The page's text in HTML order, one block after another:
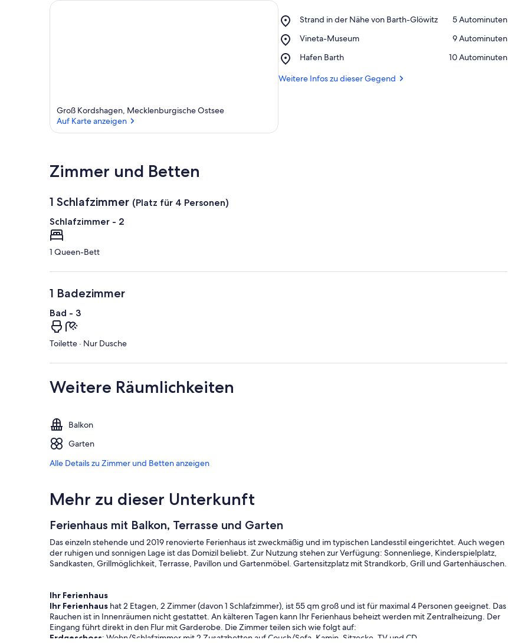
Groß Kordshagen, Mecklenburgische Ostsee
Auf Karte anzeigen
Strand in der Nähe von Barth-Glöwitz
Place,
in
Nähe
Barth-
‪5 Autominuten‬
Vineta-Museum
Place,
Museum
‪9 Autominuten‬
Hafen Barth
Place,
Barth
‪10 Autominuten‬
Weitere Infos zu dieser Gegend
Zimmer und Betten
1 Schlafzimmer (Platz für 4 Personen)
Schlafzimmer - 2
1 Queen-Bett
1 Badezimmer
Bad - 3
Toilette · Nur Dusche
Weitere Räumlichkeiten
Balkon
Garten
Alle Details zu Zimmer und Betten anzeigen
Mehr zu dieser Unterkunft
Ferienhaus mit Balkon, Terrasse und Garten
Das einzeln stehende und 2019 renovierte Ferienhaus ist zweckmäßig und im typischen Landesstil eingerichtet. Auch wegen
der ruhigen und sonnigen Lage ist das Domizil beliebt. Zur Nutzung stehen zur Verfügung: Sonnenliege, Kinderspielplatz,
Sandkasten, Grillmöglichkeit, Terrasse, Pavillon und Gartenmöbel. Gartensitzplatz mit Strandkorb, Grill und Gartenhäuschen.
Ihr Ferienhaus
Ihr Ferienhaus hat 2 Etagen, 2 Zimmer (davon 1 Schlafzimmer), ist 55 qm groß und ist für maximal 4 Personen geeignet. Das
Rauchen ist in Innenräumen nicht gestattet. An kälteren Tagen kann Ihr Ferienhaus beheizt werden mit Zentralheizung. Der
Eingang führt direkt in den Flur mit Garderobe. Die Zimmer teilen sich wie folgt auf:
Erdgeschoss: Wohn/Schlafzimmer mit 2 Zusatzbetten auf Couch/Sofa, Kamin, Sitzecke, TV und CD.